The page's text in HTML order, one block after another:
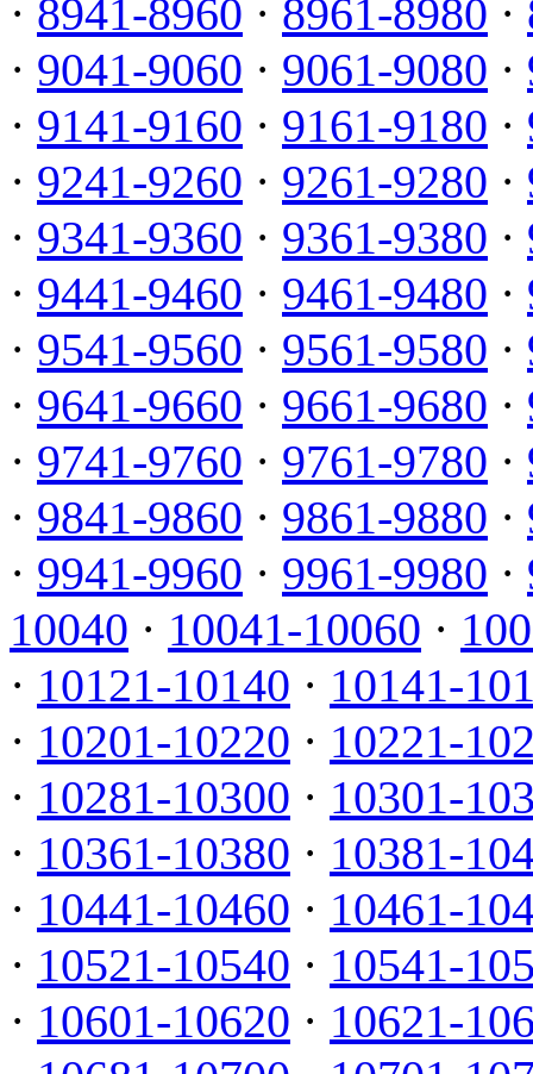
· 8941-8960 · 8961-8980 ·
· 9041-9060 · 9061-9080 ·
· 9141-9160 · 9161-9180 ·
· 9241-9260 · 9261-9280 ·
· 9341-9360 · 9361-9380 ·
· 9441-9460 · 9461-9480 ·
· 9541-9560 · 9561-9580 ·
· 9641-9660 · 9661-9680 ·
· 9741-9760 · 9761-9780 ·
· 9841-9860 · 9861-9880 ·
· 9941-9960 · 9961-9980 ·
10040 · 10041-10060 ·
· 10121-10140 · 10141-
· 10201-10220 · 10221-
· 10281-10300 · 10301-
· 10361-10380 · 10381-
· 10441-10460 · 10461-
· 10521-10540 · 10541-
· 10601-10620 · 10621-